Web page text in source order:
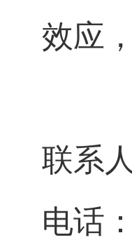
效应
联系
电话